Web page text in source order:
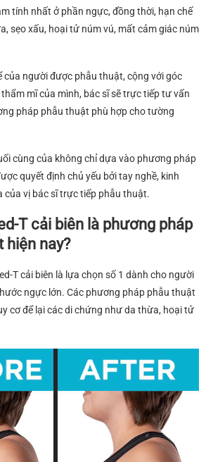
tính nhất ở phần ngực, đồng thời, hạn chế
sẹo xấu, hoại tử núm vú, mất cảm giác núm
của người được phẫu thuật, cộng với góc
mĩ của mình, bác sĩ sẽ trực tiếp tư vấn
pháp phẫu thuật phù hợp cho tường
cùng của không chỉ dựa vào phương pháp
quyết định chủ yếu bởi tay nghề, kinh
của vị bác sĩ trực tiếp phẫu thuật.
T cải biên là phương pháp
nay?
T cải biên là lựa chọn số 1 dành cho người
ngực lớn. Các phương pháp phẫu thuật
cơ để lại các di chứng như da thừa, hoại tử